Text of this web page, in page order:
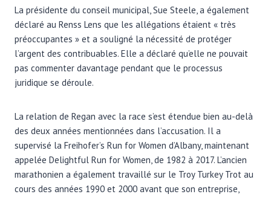
La présidente du conseil municipal, Sue Steele, a également
déclaré au Renss Lens que les allégations étaient « très
préoccupantes » et a souligné la nécessité de protéger
l’argent des contribuables. Elle a déclaré qu’elle ne pouvait
pas commenter davantage pendant que le processus
juridique se déroule.
La relation de Regan avec la race s’est étendue bien au-delà
des deux années mentionnées dans l’accusation. Il a
supervisé la Freihofer’s Run for Women d’Albany, maintenant
appelée Delightful Run for Women, de 1982 à 2017. L’ancien
marathonien a également travaillé sur le Troy Turkey Trot au
cours des années 1990 et 2000 avant que son entreprise,